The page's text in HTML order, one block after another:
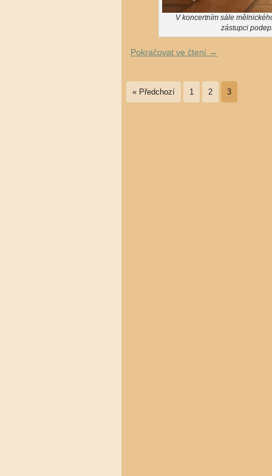
V koncertním sále
zástupci
Pokračovat ve čtení →
« Předchozí 1 2 3